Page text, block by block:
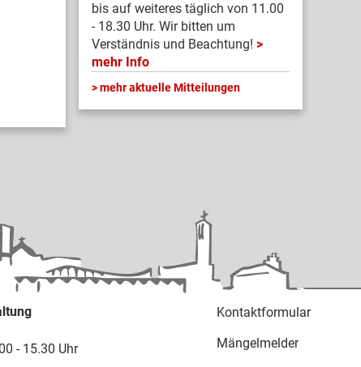
bis auf weiteres täglich von 11.00
- 18.30 Uhr. Wir bitten um
Verständnis und Beachtung!
mehr Info
mehr aktuelle Mitteilungen
- 15.30 Uhr
Kontaktformular
Mängelmelder